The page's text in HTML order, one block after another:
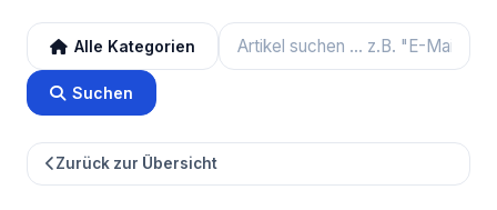
Alle Kategorien
Suchen
Zurück zur Übersicht